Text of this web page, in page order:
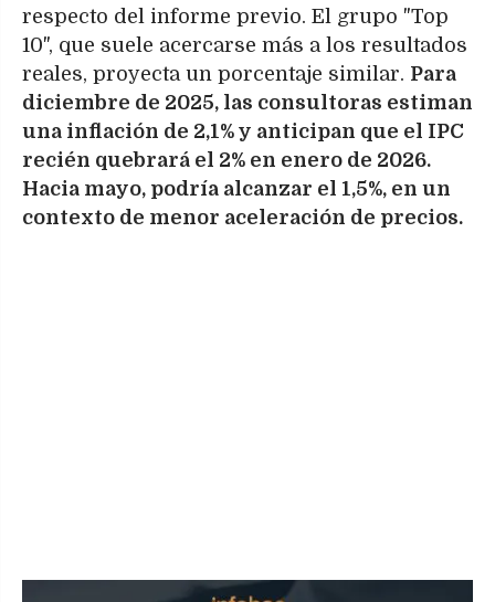
respecto del informe previo. El grupo "Top
10", que suele acercarse más a los resultados
reales, proyecta un porcentaje similar. Para
diciembre de 2025, las consultoras estiman
una inflación de 2,1% y anticipan que el IPC
recién quebrará el 2% en enero de 2026.
Hacia mayo, podría alcanzar el 1,5%, en un
contexto de menor aceleración de precios.